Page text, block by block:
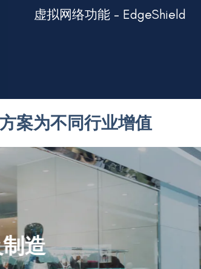
虚拟网络功能 - EdgeShield
案为不同行业增值
营机构